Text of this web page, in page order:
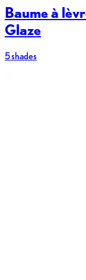
Baume à
Glaze
5 shades